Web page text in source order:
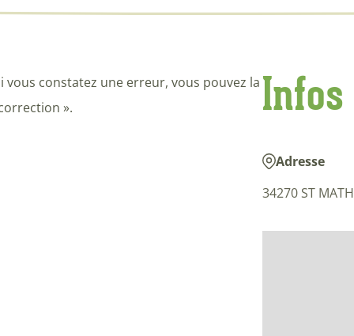
constatez une erreur, vous pouvez la
».
Adresse
34270 ST